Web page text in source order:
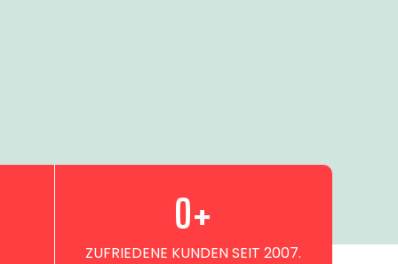
ZUFRIEDENE KUNDEN SEIT 2007.
0+